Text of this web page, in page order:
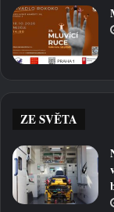
ZE SVĚTA